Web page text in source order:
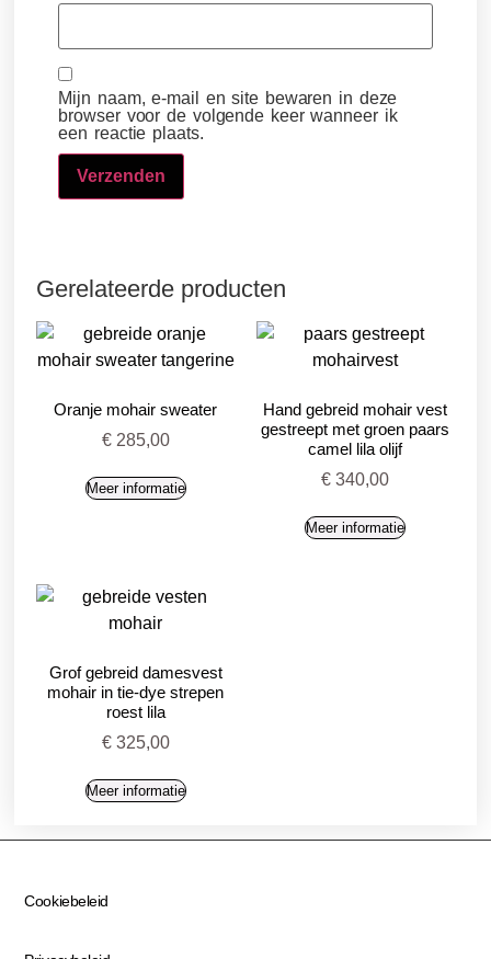
Mijn naam, e-mail en site bewaren in deze
browser voor de volgende keer wanneer ik
een reactie plaats.
Gerelateerde producten
Oranje mohair sweater
€285,00
Meer informatie
Hand gebreid mohair vest
gestreept met groen paars
camel lila olijf
€ 340,00
Meer informatie
Grof gebreid damesvest
mohair in tie-dye strepen
roest lila
€325,00
Meer informatie
Cookiebeleid